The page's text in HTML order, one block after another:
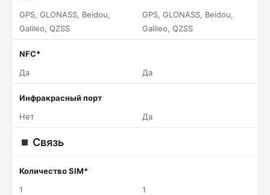
GPS, GLONASS, Beidou,
Galileo, QZSS
GPS, GLONASS, Beidou,
Galileo, QZSS
NFC*
Да
Да
Инфракрасный порт
Нет
Да
Связь
Количество SIM*
1
1